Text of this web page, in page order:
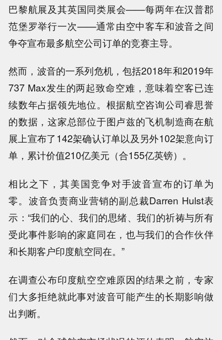
巴黎航展及其英国同类展会——每两年在汉普郡
范堡罗举行一次——通常由空中客车和波音之间
争夺宣布最多航空公司订单的竞赛主导。
然而，波音的一系列危机，包括2018年和2019年
737 Max发生的两起致命空难，意味着空客已连
续数年占据领先地位。根据航空咨询公司睿思誉
的数据，这家总部位于图卢兹的飞机制造商在航
展上宣布了142架确认订单以及另外102架意向订
单，累计价值210亿美元（合155亿英镑）。
相比之下，其美国竞争对手波音宣布的订单为
零。波音负责商业营销的副总裁Darren Hulst表
示：“我们的心、我们的思绪、我们的祈祷与所有
受此事件影响的家庭同在，也与我们的合作伙伴
和长期客户印度航空同在。”
在调查公布印度航空空难原因的结果之前，专家
们大多拒绝就此事对波音可能产生的长期影响做
出判断。